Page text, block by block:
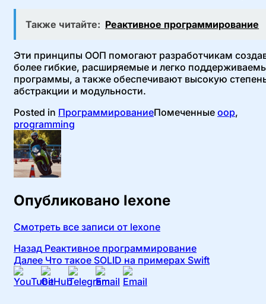
Также читайте: Реактивное программирование
Эти принципы ООП помогают разработчикам
более гибкие, расширяемые и легко
программы, а также обеспечивают высокую
абстракции и модульности.
Posted in ПрограммированиеПомеченные oop,
programming
Опубликовано lexone
Смотреть все записи от lexone
Навигация
по
записям
Назад Реактивное программирование
Далее Что такое SOLID на примерах Swift